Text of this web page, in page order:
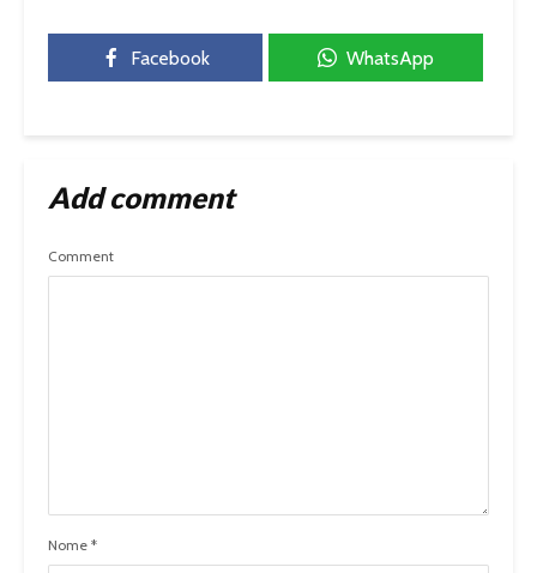
Facebook WhatsApp
Add comment
Comment
Nome *